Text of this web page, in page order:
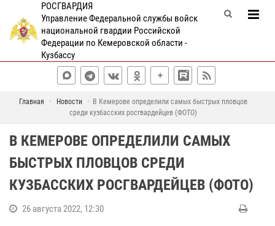
РОСГВАРДИЯ
Управление Федеральной службы войск
национальной гвардии Российской
Федерации по Кемеровской области -
Кузбассу
Главная Новости
В Кемерове определили самых быстрых пловцов
среди кузбасских росгвардейцев (ФОТО)
В КЕМЕРОВЕ ОПРЕДЕЛИЛИ САМЫХ
БЫСТРЫХ ПЛОВЦОВ СРЕДИ
КУЗБАССКИХ РОСГВАРДЕЙЦЕВ (ФОТО)
26 августа 2022, 12:30